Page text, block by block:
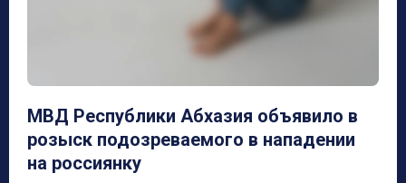
МВД Республики Абхазия объявило в
розыск подозреваемого в нападении
на россиянку